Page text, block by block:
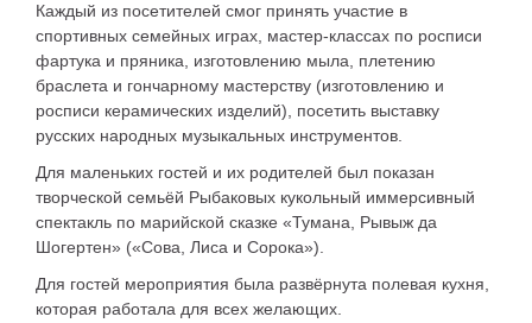
Каждый из посетителей смог принять участие в
спортивных семейных играх, мастер-классах по росписи
фартука и пряника, изготовлению мыла, плетению
браслета и гончарному мастерству (изготовлению и
росписи керамических изделий), посетить выставку
русских народных музыкальных инструментов.
Для маленьких гостей и их родителей был показан
творческой семьёй Рыбаковых кукольный иммерсивный
спектакль по марийской сказке «Тумана, Рывыж да
Шогертен» («Сова, Лиса и Сорока»).
Для гостей мероприятия была развёрнута полевая кухня,
которая работала для всех желающих.